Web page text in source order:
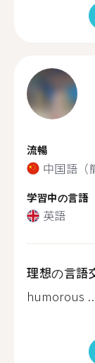
流暢
中国語（
学習中の言語
英語
理想の言語
humorous